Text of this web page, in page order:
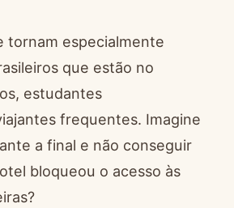
tornam especialmente
que estão no
estudantes
frequentes. Imagine
a final e não conseguir
bloqueou o acesso às